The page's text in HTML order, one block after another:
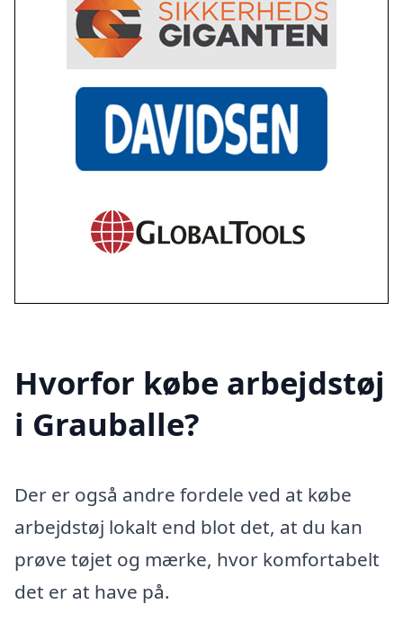
Hvorfor købe arbejdstøj
i Grauballe?
Der er også andre fordele ved at købe
arbejdstøj lokalt end blot det, at du kan
prøve tøjet og mærke, hvor komfortabelt
det er at have på.